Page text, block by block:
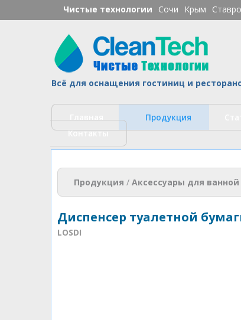
Чистые технологии Сочи Крым
Всё для оснащения гостиниц и
Главная Продукция
Контакты
Вы здесь
Продукция / Аксессуары для
Диспенсер туалетной
LOSDI